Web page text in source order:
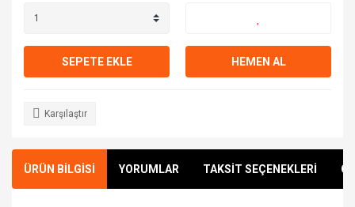
SEPETE EKLE HEMEN AL
Karşılaştır
ÜRÜN BİLGİSİ YORUMLAR TAKSİT SEÇENEKLERİ